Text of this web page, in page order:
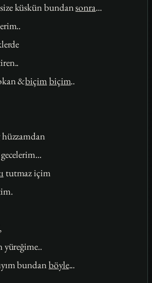
küskün bundansonra...
&biçimbiçim..
hüzzamdan
tutmaz içim
yüreğime..
bundanböyle...